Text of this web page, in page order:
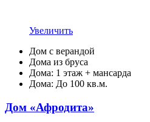
Увеличить
Дом с верандой
Дома из бруса
Дома: 1 этаж + мансарда
Дома: До 100 кв.м.
Дом «Афродита»